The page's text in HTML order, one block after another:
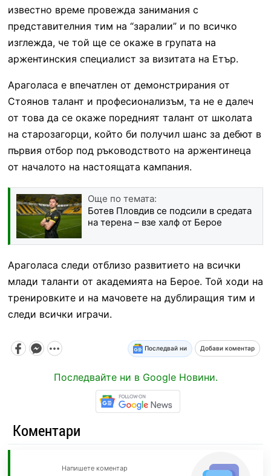
известно време провежда занимания с
представителния тим на “заралии” и по всичко
изглежда, че той ще се окаже в групата на
аржентинския специалист за визитата на Етър.
Араголаса е впечатлен от демонстрирания от
Стоянов талант и професионализъм, та не е далеч
от това да се окаже поредният талант от школата
на старозагорци, който би получил шанс за дебют в
първия отбор под ръководството на аржентинеца
от началото на настоящата кампания.
Още по темата:
Ботев Пловдив се подсили в средата
на терена – взе халф от Берое
Араголаса следи отблизо развитието на всички
млади таланти от академията на Берое. Той ходи на
тренировките и на мачовете на дублиращия тим и
следи всички играчи.
Последвай ни Добави коментар
Последвайте ни в Google Новини.
Коментари
Напишете коментар